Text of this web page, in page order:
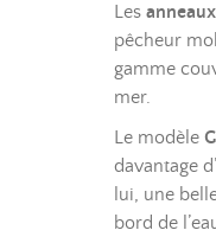
Les
pêcheur
gamme
mer.
Le modèle
davantage
lui, une
bord de